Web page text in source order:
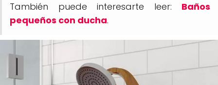
También puede interesarte leer: Baños
pequeños con ducha.